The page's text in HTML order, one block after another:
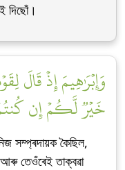
দিছোঁ।
وَإِبۡرَٰهِيمَ إِذۡ قَالَ
خَيۡرٞ لَّكُمۡ إِن كُنتُمۡ
সম্প্ৰদায়ক কৈছিল,
তেওঁৰেই তাক্বৱা